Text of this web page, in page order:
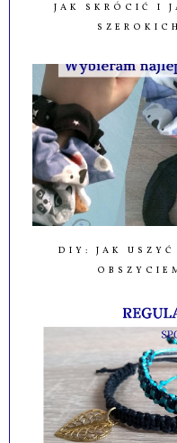
JAK SKRÓCIĆ I
DIY: JAK USZYĆ